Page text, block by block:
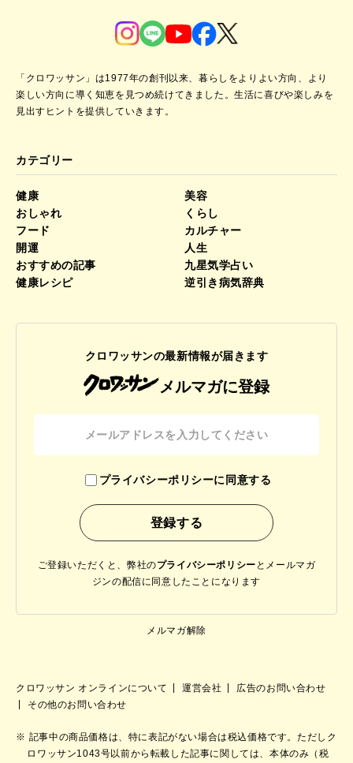
「クロワッサン」は1977年の創刊以来、暮らしをよりよい方向、より
楽しい方向に導く知恵を見つめ続けてきました。生活に喜びや楽しみを
見出すヒントを提供していきます。
カテゴリー
健康
美容
おしゃれ
くらし
フード
カルチャー
開運
人生
おすすめの記事
九星気学占い
健康レシピ
逆引き病気辞典
クロワッサンの最新情報が届きます
メルマガに登録
プライバシーポリシーに同意する
ご登録いただくと、弊社のプライバシーポリシー と メールマガ
ジンの配信に同意したことになります
メルマガ解除
クロワッサン オンラインについて 運営会社
広告のお問い合わせ
その他のお問い合わせ
記事中の商品価格は、特に表記がない場合は税込価格です。ただしク
ロワッサン1043号以前から転載した記事に関しては、本体のみ（税